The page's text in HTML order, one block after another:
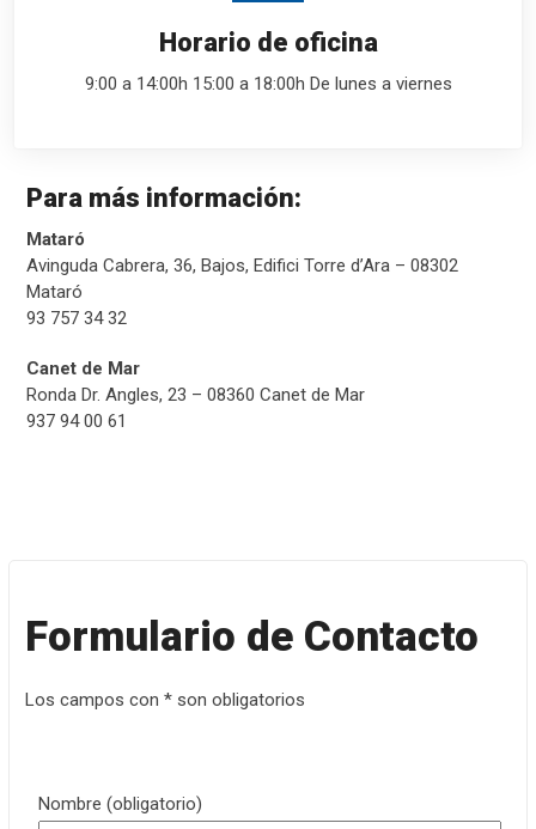
Horario de oficina
9:00 a 14:00h 15:00 a 18:00h De lunes a viernes
Para más información:
Mataró
Avinguda Cabrera, 36, Bajos, Edifici Torre d’Ara – 08302
Mataró
93 757 34 32
Canet de Mar
Ronda Dr. Angles, 23 – 08360 Canet de Mar
937 94 00 61
Formulario de Contacto
Los campos con * son obligatorios
Nombre (obligatorio)